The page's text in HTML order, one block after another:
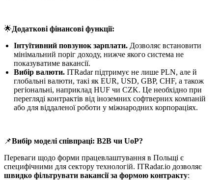
🌟Додаткові фінансові функції:
Інтуїтивний повзунок зарплати. Дозволяє встановити
мінімальний поріг доходу, нижче якого система не
показуватиме вакансії.
Вибір валюти. ITRadar підтримує не лише PLN, але й
глобальні валюти, такі як EUR, USD, GBP, CHF, а також
регіональні, наприклад HUF чи CZK. Це необхідно при
перегляді контрактів від іноземних софтверних компаній
або для віддаленої роботи у міжнародних корпораціях.
📌Вибір моделі співпраці: B2B чи UoP?
Переваги щодо форми працевлаштування в Польщі є
специфічними для сектору технологій. ITRadar.io дозволяє
швидко фільтрувати вакансії за формою контракту: